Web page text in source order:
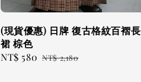
(現貨優惠) 日牌 復古格紋百褶長
裙 棕色
Sale
NT$ 580 Regular
NT$ 2,180